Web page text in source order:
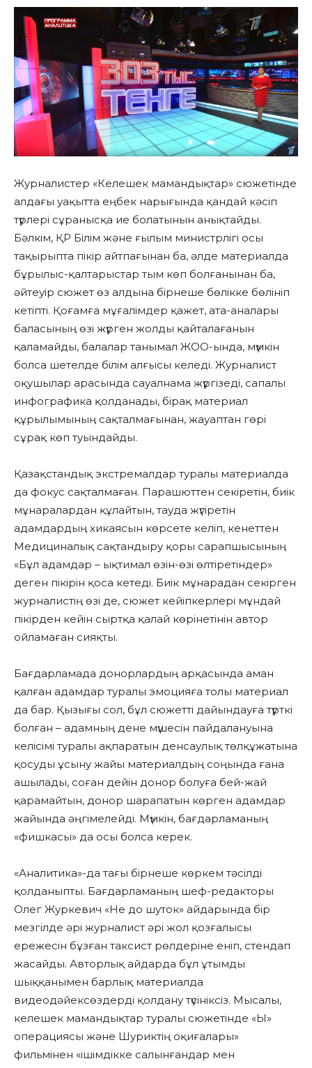
Журналистер «Келешек мамандықтар» сюжетінде
алдағы уақытта еңбек нарығында қандай кәсіп
түрлері сұранысқа ие болатынын анықтайды.
Бәлкім, ҚР Білім және ғылым министрлігі осы
тақырыпта пікір айтпағынан ба, әлде материалда
бұрылыс-қалтарыстар тым көп болғанынан ба,
әйтеуір сюжет өз алдына бірнеше бөлікке бөлініп
кетіпті. Қоғамға мұғалімдер қажет, ата-аналары
баласының өзі жүрген жолды қайталағанын
қаламайды, балалар танымал ЖОО-ында, мүмкін
болса шетелде білім алғысы келеді. Журналист
оқушылар арасында сауалнама жүргізеді, сапалы
инфографика қолданады, бірақ материал
құрылымының сақталмағынан, жауаптан гөрі
сұрақ көп туындайды.
Қазақстандық экстремалдар туралы материалда
да фокус сақталмаған. Парашюттен секіретін, биік
мұнаралардан құлайтын, тауда жүгіретін
адамдардың хикаясын көрсете келіп, кенеттен
Медициналық сақтандыру қоры сарапшысының
«Бұл адамдар – ықтимал өзін-өзі өлтіретіндер»
деген пікірін қоса кетеді. Биік мұнарадан секірген
журналистің өзі де, сюжет кейіпкерлері мұндай
пікірден кейін сыртқа қалай көрінетінін автор
ойламаған сияқты.
Бағдарламада донорлардың арқасында аман
қалған адамдар туралы эмоцияға толы материал
да бар. Қызығы сол, бұл сюжетті дайындауға түрткі
болған – адамның дене мүшесін пайдалануына
келісімі туралы ақпаратын денсаулық төлқұжатына
қосуды ұсыну жайы материалдың соңында ғана
ашылады, соған дейін донор болуға бей-жай
қарамайтын, донор шарапатын көрген адамдар
жайында әңгімелейді. Мүмкін, бағдарламаның
«фишкасы» да осы болса керек.
«Аналитика»-да тағы бірнеше көркем тәсілді
қолданыпты. Бағдарламаның шеф-редакторы
Олег Журкевич «Не до шуток» айдарында бір
мезгілде әрі журналист әрі жол қозғалысы
ережесін бұзған таксист рөлдеріне еніп, стендап
жасайды. Авторлық айдарда бұл ұтымды
шыққанымен барлық материалда
видеодәйексөздерді қолдану түсініксіз. Мысалы,
келешек мамандықтар туралы сюжетінде «Ы»
операциясы және Шуриктің оқиғалары»
фильмінен «ішімдікке салынғандар мен